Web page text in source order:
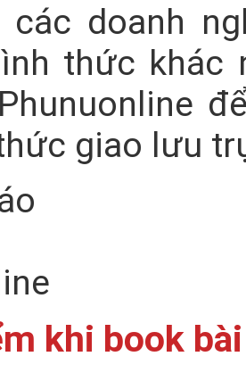
các doanh
thức khác
giao lưu
khi book